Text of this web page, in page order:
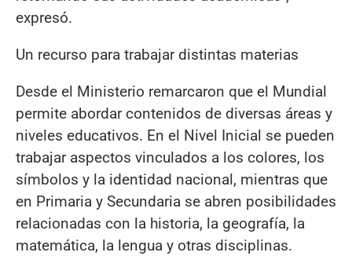
expresó.
Un recurso para trabajar distintas materias
Desde el Ministerio remarcaron que el Mundial
permite abordar contenidos de diversas áreas y
niveles educativos. En el Nivel Inicial se pueden
trabajar aspectos vinculados a los colores, los
símbolos y la identidad nacional, mientras que
en Primaria y Secundaria se abren posibilidades
relacionadas con la historia, la geografía, la
matemática, la lengua y otras disciplinas.